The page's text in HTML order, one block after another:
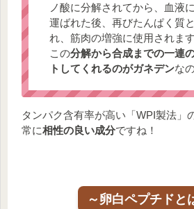
ノ酸に分解されてから、血液
運ばれた後、再びたんぱく質
れ、筋肉の増強に使用されます
この分解から合成までの一連
トしてくれるのがガネデンな
タンパク含有率が高い「WPI製法」
常に相性の良い成分ですね！
～卵白ペプチドと